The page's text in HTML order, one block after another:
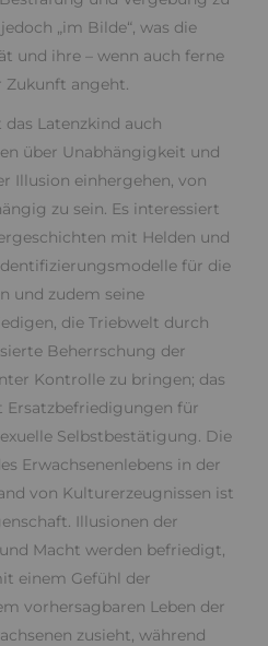
„im Bilde“, was die
und ihre – wenn auch ferne
Zukunft angeht.
Latenzkind auch
über Unabhängigkeit und
Illusion einhergehen, von
zu sein. Es interessiert
mit Helden und
für die
und zudem seine
die Triebwelt durch
Beherrschung der
Kontrolle zu bringen; das
Ersatzbefriedigungen für
Selbstbestätigung. Die
Erwachsenenlebens in der
von Kulturerzeugnissen ist
Illusionen der
Macht werden befriedigt,
einem Gefühl der
vorhersagbaren Leben der
zusieht, während